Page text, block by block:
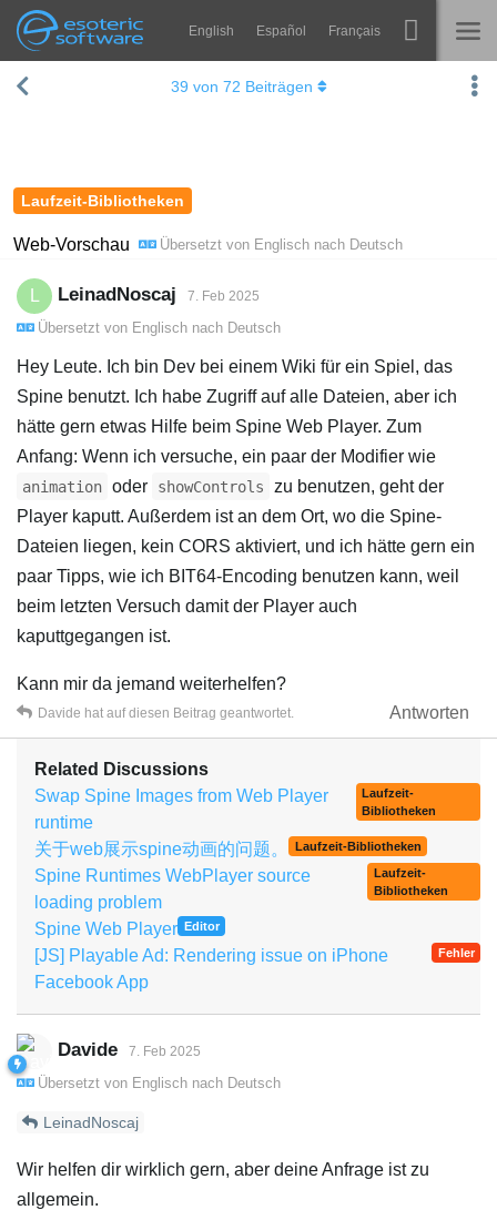
Esoteric Software
Navigation English Español Français
STARTSEITE
KONTAKT
Spine
FAQ
Ausprobieren
Kaufen
Laufzeit-Bibliotheken
Web-Vorschau Übersetzt von Englisch nach Deutsch
39 von 72 Beiträgen
LeinadNoscaj 7. Feb 2025
Übersetzt von Englisch nach Deutsch
Hey Leute. Ich bin Dev bei einem Wiki für ein Spiel, das
Spine benutzt. Ich habe Zugriff auf alle Dateien, aber ich
hätte gern etwas Hilfe beim Spine Web Player. Zum
Anfang: Wenn ich versuche, ein paar der Modifier wie
animation oder showControls
zu benutzen, geht der
Player kaputt. Außerdem ist an dem Ort, wo die Spine-
Dateien liegen, kein CORS aktiviert, und ich hätte gern ein
paar Tipps, wie ich BIT64-Encoding benutzen kann, weil
beim letzten Versuch damit der Player auch
kaputtgegangen ist.
Kann mir da jemand weiterhelfen?
Antworten
Davide hat auf diesen Beitrag geantwortet.
Related Discussions
Swap Spine Images from Web Player
runtime
Laufzeit-
Bibliotheken
关于web展示spine动画的问题。 Laufzeit-Bibliotheken
Spine Runtimes WebPlayer source
loading problem
Laufzeit-
Bibliotheken
Spine Web Player Editor
[JS] Playable Ad: Rendering issue on iPhone
Facebook App
Fehler
Davide 7. Feb 2025
Übersetzt von Englisch nach Deutsch
LeinadNoscaj
Wir helfen dir wirklich gern, aber deine Anfrage ist zu
allgemein.